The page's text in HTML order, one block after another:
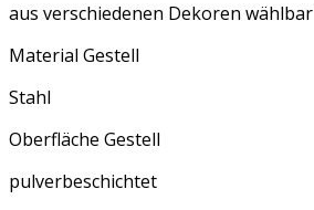
aus verschiedenen Dekoren wählbar
Material Gestell
Stahl
Oberfläche Gestell
pulverbeschichtet